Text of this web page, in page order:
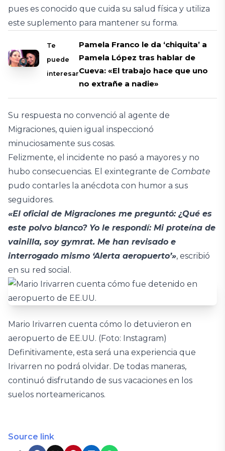
pues es conocido que cuida su salud física y utiliza
este suplemento para mantener su forma.
Te
puede
interesar
Pamela Franco le da ‘chiquita’ a
Pamela López tras hablar de
Cueva: «El trabajo hace que uno
no extrañe a nadie»
Su respuesta no convenció al agente de
Migraciones, quien igual inspeccionó
minuciosamente sus cosas.
Felizmente, el incidente no pasó a mayores y no
hubo consecuencias. El exintegrante de Combate
pudo contarles la anécdota con humor a sus
seguidores.
«El oficial de Migraciones me preguntó: ¿Qué es
este polvo blanco? Yo le respondí: Mi proteína de
vainilla, soy gymrat. Me han revisado e
interrogado mismo ‘Alerta aeropuerto’», escribió
en su red social.
Mario Irivarren cuenta cómo lo detuvieron en
aeropuerto de EE.UU. (Foto: Instagram)
Definitivamente, esta será una experiencia que
Irivarren no podrá olvidar. De todas maneras,
continuó disfrutando de sus vacaciones en los
suelos norteamericanos.
Source link